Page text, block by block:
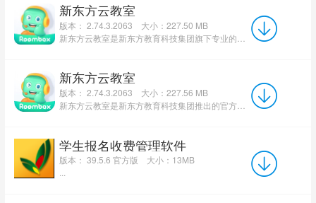
新东方云教室
版本： 2.74.3.2063
大小：227.50 MB
新东方云教室
版本： 2.74.3.2063
大小：227.56 MB
学生报名收费管理软件
版本： 39.5.6 官方版
大小：13MB